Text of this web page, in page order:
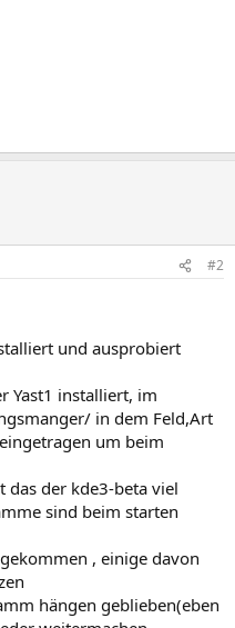
#2
und ausprobiert
Yast1 installiert, im
in dem Feld,Art
um beim
das der kde3-beta viel
sind beim starten
, einige davon
hängen geblieben(eben